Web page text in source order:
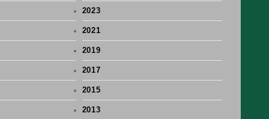
2023
2021
2019
2017
2015
2013